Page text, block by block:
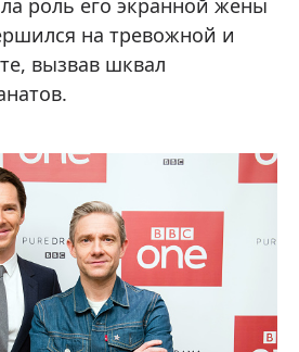
роль его экранной жены
на тревожной и
вызвав шквал